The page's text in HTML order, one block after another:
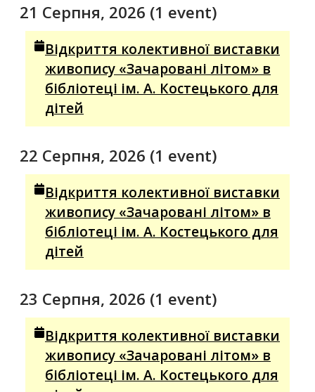
21 Серпня, 2026 (1 event)
Відкриття колективної виставки
живопису «Зачаровані літом» в
бібліотеці ім. А. Костецького для
дітей
22 Серпня, 2026 (1 event)
Відкриття колективної виставки
живопису «Зачаровані літом» в
бібліотеці ім. А. Костецького для
дітей
23 Серпня, 2026 (1 event)
Відкриття колективної виставки
живопису «Зачаровані літом» в
бібліотеці ім. А. Костецького для